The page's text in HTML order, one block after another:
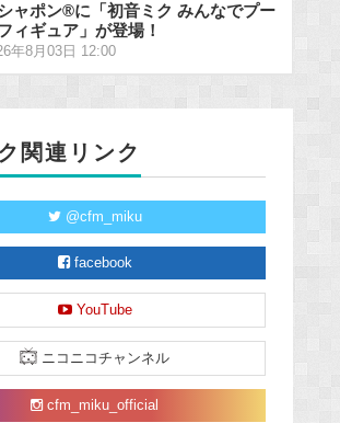
ャポン®に「初音ミク みんなでプー
ィギュア」が登場！
年8月03日 12:00
関連リンク
@cfm_miku
facebook
YouTube
ニコニコチャンネル
cfm_miku_official